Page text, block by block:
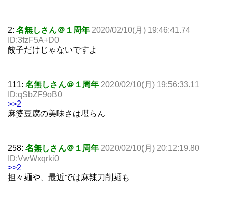
2: 名無しさん＠１周年 2020/02/10(月) 19:46:41.74
ID:3fzF5A+D0
餃子だけじゃないですよ
111: 名無しさん＠１周年 2020/02/10(月) 19:56:33.11
ID:qSbZF9oB0
>>2
麻婆豆腐の美味さは堪らん
258: 名無しさん＠１周年 2020/02/10(月) 20:12:19.80
ID:VwWxqrki0
>>2
担々麺や、最近では麻辣刀削麺も